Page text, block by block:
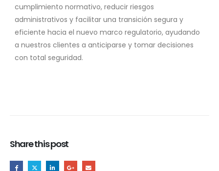
cumplimiento normativo, reducir riesgos
administrativos y facilitar una transición segura y
eficiente hacia el nuevo marco regulatorio, ayudando
a nuestros clientes a anticiparse y tomar decisiones
con total seguridad.
Share this post